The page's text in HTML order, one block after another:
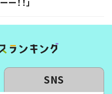
SNS